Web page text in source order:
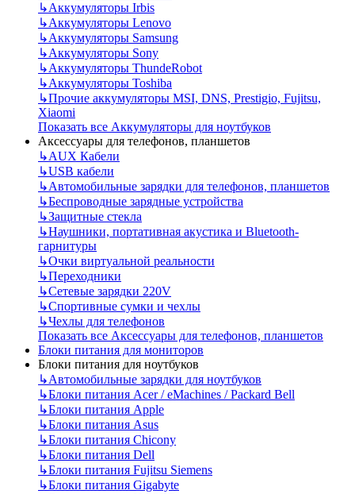
↳Аккумуляторы Irbis
↳Аккумуляторы Lenovo
↳Аккумуляторы Samsung
↳Аккумуляторы Sony
↳Аккумуляторы ThundeRobot
↳Аккумуляторы Toshiba
↳Прочие аккумуляторы MSI, DNS, Prestigio, Fujitsu,
Xiaomi
Показать все Аккумуляторы для ноутбуков
Аксессуары для телефонов, планшетов
↳AUX Кабели
↳USB кабели
↳Автомобильные зарядки для телефонов, планшетов
↳Беспроводные зарядные устройства
↳Защитные стекла
↳Наушники, портативная акустика и Bluetooth-
гарнитуры
↳Очки виртуальной реальности
↳Переходники
↳Сетевые зарядки 220V
↳Спортивные сумки и чехлы
↳Чехлы для телефонов
Показать все Аксессуары для телефонов, планшетов
Блоки питания для мониторов
Блоки питания для ноутбуков
↳Автомобильные зарядки для ноутбуков
↳Блоки питания Acer / eMachines / Packard Bell
↳Блоки питания Apple
↳Блоки питания Asus
↳Блоки питания Chicony
↳Блоки питания Dell
↳Блоки питания Fujitsu Siemens
↳Блоки питания Gigabyte